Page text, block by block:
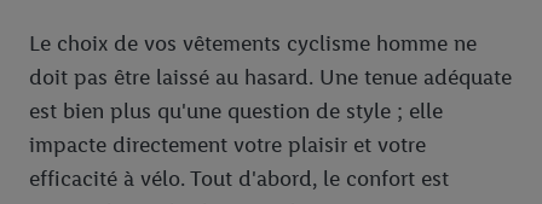
Le choix de vos vêtements cyclisme homme ne
doit pas être laissé au hasard. Une tenue adéquate
est bien plus qu'une question de style ; elle
impacte directement votre plaisir et votre
efficacité à vélo. Tout d'abord, le confort est